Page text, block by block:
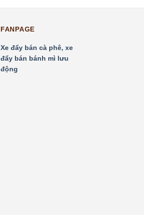
FANPAGE
Xe đẩy bán cà phê, xe
đẩy bán bánh mì lưu
động